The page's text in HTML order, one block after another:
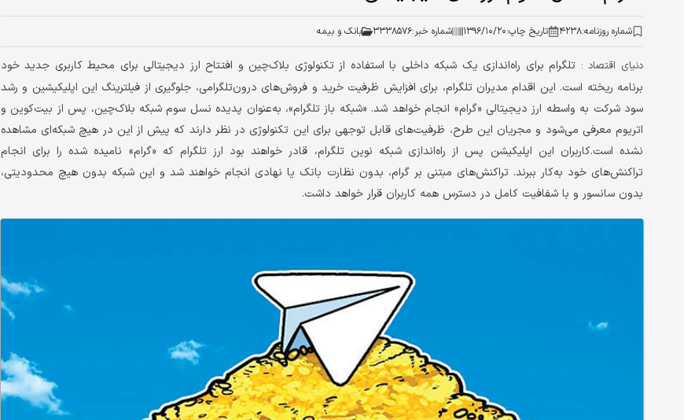
شماره روزنامه:۴۲۳۸ تاریخ چاپ:۱۳۹۶/۱۰/۲۰ شماره خبر:۳۳۳۸۵۷۶ بانک و بیمه
دنیای اقتصاد : تلگرام برای راه‌اندازی یک شبکه داخلی با استفاده از تکنولوژی بلاک‌چین و افتتاح ارز دیجیتالی برای محیط کاربری جدید خود
برنامه ریخته است. این اقدام مدیران تلگرام، برای افزایش ظرفیت خرید و فروش‌های درون‌تلگرامی، جلوگیری از فیلترینگ این اپلیکیشین و رشد
سود شرکت به واسطه ارز دیجیتالی «گرام» انجام خواهد شد. «شبکه باز تلگرام»، به‌عنوان پدیده نسل سوم شبکه بلاک‌چین، پس از بیت‌کوین و
اتریوم معرفی می‌شود و مجریان این طرح، ظرفیت‌های قابل توجهی برای این تکنولوژی در نظر دارند که پیش از این در هیچ شبکه‌ای مشاهده
نشده است.کاربران این اپلیکیشن پس از راه‌اندازی شبکه نوین تلگرام، قادر خواهند بود ارز تلگرام که «گرام» نامیده شده را برای انجام
تراکنش‌های خود به‌کار ببرند. تراکنش‌های مبتنی بر گرام، بدون نظارت بانک یا نهادی انجام خواهند شد و این شبکه بدون هیچ محدودیتی،
بدون سانسور و با شفافیت کامل در دسترس همه کاربران قرار خواهد داشت.